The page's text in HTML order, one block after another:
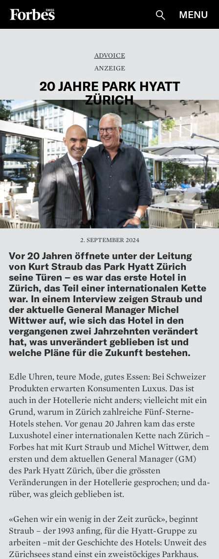
Suche
MENU
ADVOICE
20 JAHRE PARK HYATT
ZÜRICH
2. SEPTEMBER 2024
Vor 20 Jahren öffnete unter der Leitung
von Kurt Straub das Park Hyatt Zürich
seine Türen – es war das erste Hotel in
Zürich, das Teil einer internationalen Kette
war. In einem Interview zeigen Straub und
der aktuelle General Manager Michel
Wittwer auf, wie sich das Hotel in den
vergangenen zwei Jahr­zehnten verändert
hat, was unverändert geblieben ist und
welche Pläne für die Zukunft bestehen.
Edle Uhren, teure Mode, gutes Essen: Bei Schweizer
Produkten erwarten Konsumenten Luxus. Das ist
auch in der Hotellerie nicht anders; vielleicht mit ein
Grund, warum in Zürich zahlreiche Fünf-Sterne-
Hotels stehen. Vor genau 20 Jahren kam das erste
Luxushotel einer internationalen Kette nach Zürich –
Forbes hat mit Kurt Straub und Michel Wittwer, dem
ersten und dem aktuellen ­General Manager (GM)
des Park Hyatt Zürich, über die grössten
Veränderungen in der Hotellerie gesprochen; und da­
rüber, was gleich geblieben ist.
«Gehen wir ein wenig in der Zeit zurück», beginnt
Straub – der 1993 anfing, für die Hyatt-Gruppe zu
arbeiten –mit der Geschichte des Hotels: Unweit des
Zürichsees stand einst ein zweistöckiges Parkhaus.